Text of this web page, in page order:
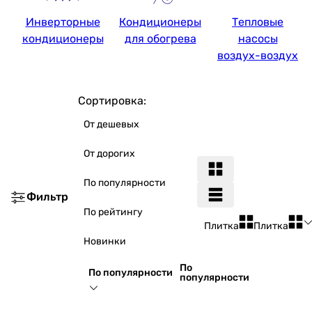
Инверторные
кондиционеры
Кондиционеры
для обогрева
Тепловые
насосы
воздух-воздух
Фильтр
Сортировка:
От дешевых
От дорогих
По популярности
По рейтингу
Новинки
По популярности
По
популярности
Плитка Плитка